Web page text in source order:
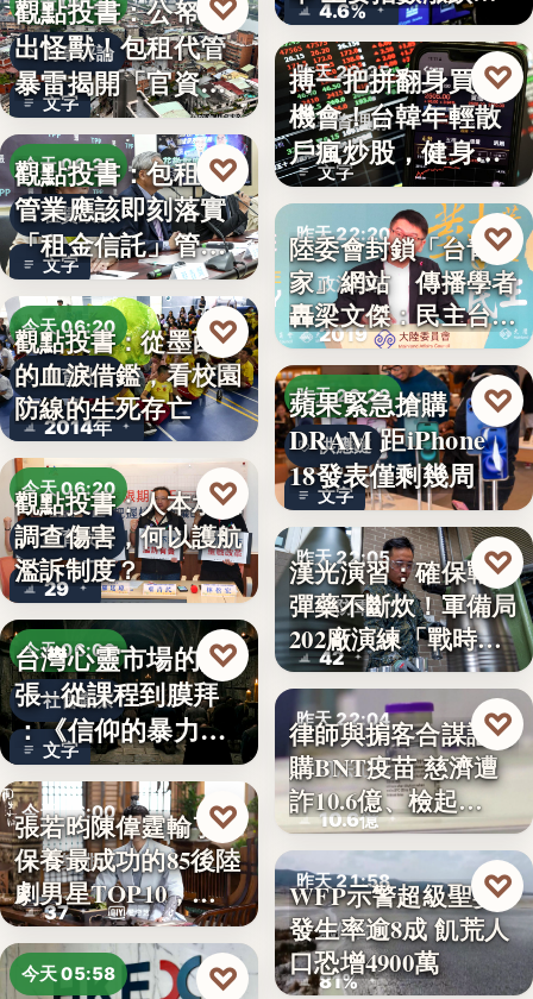
時事評論
文字
觀點投書：公帑養
出怪獸！包租代管
暴雷揭開「官資共
生」的制…
♡
今天 06:25
租賃政策
文字
觀點投書：包租代
管業應該即刻落實
「租金信託」管理
制度！才…
♡
今天 06:20
教育社會
2014年
觀點投書：從墨西哥
的血淚借鑑，看校園
防線的生死存亡
♡
今天 06:20
教育政策
29
觀點投書：人本承認
調查傷害，何以護航
濫訴制度？
♡
今天 06:00
社會觀察
文字
台灣心靈市場的擴
張─從課程到膜拜
：《信仰的暴力》
選摘（3…
♡
今天 06:00
娛樂排行
37
張若昀陳偉霆輸了！
保養最成功的85後陸
劇男星TOP10，…
♡
今天 05:58 ♡
4.6%
見
昨天 22:35
投資理財
文字
搏一把拼翻身買房
機會！台韓年輕散
戶瘋炒股，健身網
紅開槓桿…
♡
昨天 22:20
政治法律
2019
陸委會封鎖「台青e
家」網站 傳播學者
轟梁文傑：民主台灣
的…
♡
昨天 22:20
供應鏈
文字
蘋果緊急搶購
DRAM 距iPhone
18發表僅剩幾周
♡
昨天 22:05
國防軍事
42
漢光演習：確保戰時
彈藥不斷炊！軍備局
202廠演練「戰時
產…
♡
昨天 22:04
司法犯罪
10.6億
律師與掮客合謀誆可
購BNT疫苗 慈濟遭
詐10.6億、檢起…
♡
昨天 21:58
氣候警報
81%
WFP示警超級聖嬰
發生率逾8成 飢荒人
口恐增4900萬
♡